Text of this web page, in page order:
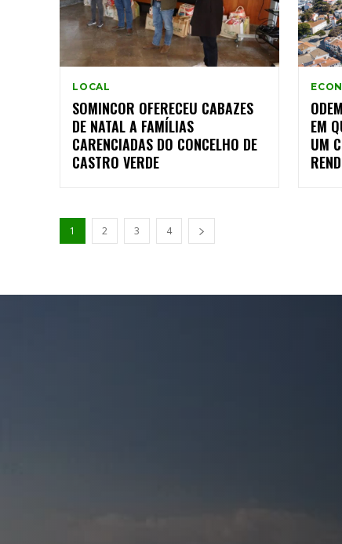
LOCAL
SOMINCOR OFERECEU CABAZES
DE NATAL A FAMÍLIAS
CARENCIADAS DO CONCELHO DE
CASTRO VERDE
EM
UM
1 2 3 4